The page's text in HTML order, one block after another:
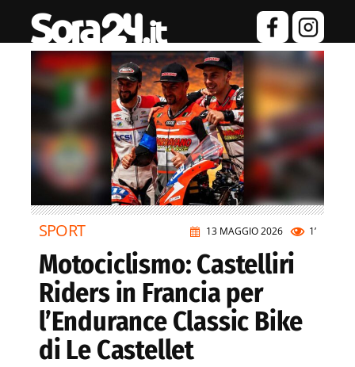
13 MAGGIO 2026 1’
SPORT
Motociclismo: Castelliri
Riders in Francia per
l’Endurance Classic Bike
di Le Castellet